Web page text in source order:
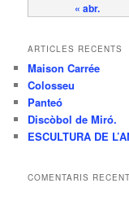
« abr.
ARTICLES RECENTS
Maison Carrée
Colosseu
Panteó
Discòbol de Miró.
ESCULTURA DE
COMENTARIS